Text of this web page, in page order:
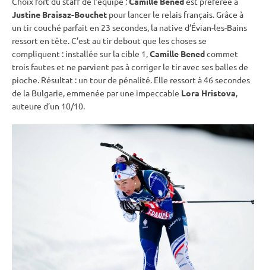
Justine Braisaz-Bouchet pour lancer le relais français. Grâce à
un tircouché parfait en 23 secondes, la native d’Évian-les-Bains
ressort en tête. C’est au tirdebout que les choses se
compliquent : installée sur lacible 1,Camille Benedcommet
trois fautes et ne parvient pas à corriger le tir avec ses balles de
pioche. Résultat : un tour de pénalité. Elle ressort à 46 secondes
de la Bulgarie, emmenée par une impeccable Lora Hristova,
auteure d’un 10/10.